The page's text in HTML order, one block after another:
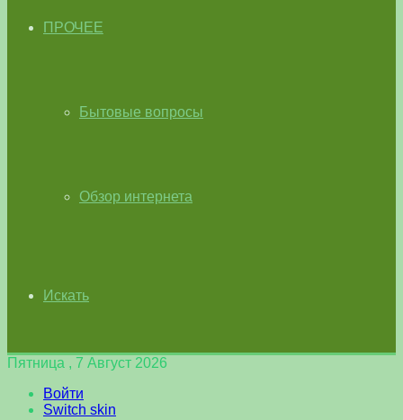
ПРОЧЕЕ
Бытовые вопросы
Обзор интернета
Искать
Пятница , 7 Август 2026
Войти
Switch skin